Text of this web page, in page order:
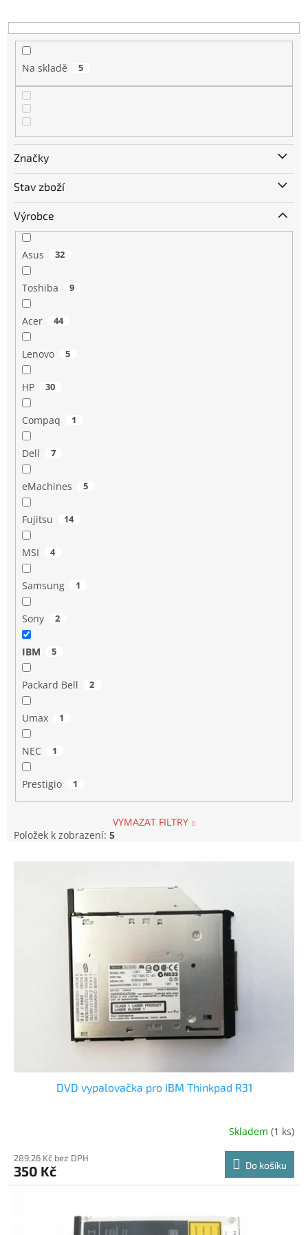
t
ů
Na skladě 5
Značky
Stav zboží
Výrobce
Asus 32
Toshiba 9
Acer 44
Lenovo 5
HP 30
Compaq 1
Dell 7
eMachines 5
Fujitsu 14
MSI 4
Samsung 1
Sony 2
IBM 5
Packard Bell 2
Umax 1
NEC 1
Prestigio 1
VYMAZAT FILTRY
Položek k zobrazení: 5
DVD vypalovačka pro IBM Thinkpad R31
Skladem (1 ks)
289,26 Kč bez DPH
350 Kč Do košíku